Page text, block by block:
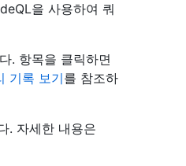
을 사용하여 쿼
. 항목을 클릭하면
기록 보기를 참조하
. 자세한 내용은